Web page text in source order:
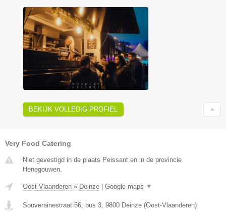
BEKIJK VOLLEDIG PROFIEL
Very Food Catering
Niet gevestigd in de plaats Peissant en in de provincie
Henegouwen.
Oost-Vlaanderen » Deinze Google maps ▼
Souverainestraat 56, bus 3, 9800 Deinze (Oost-Vlaanderen)